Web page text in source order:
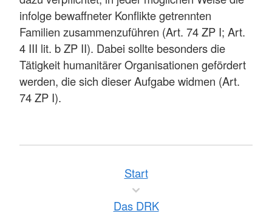
infolge bewaffneter Konflikte getrennten
Familien zusammenzuführen (Art. 74 ZP I; Art.
4 III lit. b ZP II). Dabei sollte besonders die
Tätigkeit humanitärer Organisationen gefördert
werden, die sich dieser Aufgabe widmen (Art.
74 ZP I).
Start
Das DRK